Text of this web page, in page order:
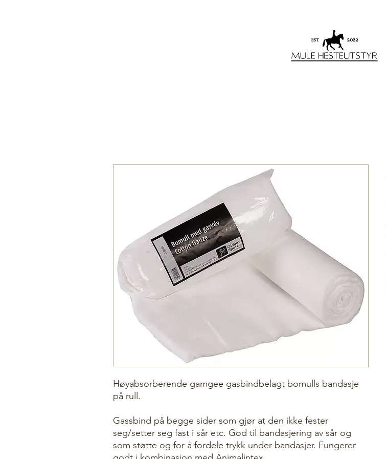
Høyabsorberende gamgee gasbindbelagt bomulls bandasje
på rull.
Gassbind på begge sider som gjør at den ikke fester
seg/setter seg fast i sår etc. God til bandasjering av sår og
som støtte og for å fordele trykk under bandasjer. Fungerer